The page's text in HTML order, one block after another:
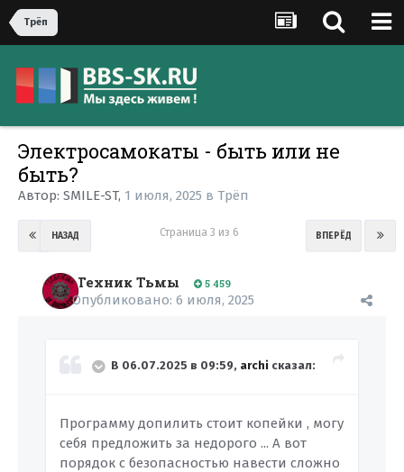
Трёп
Электросамокаты - быть или не
быть?
Автор: SMILE-ST, 1 июля, 2025 в Трёп
НАЗАД ВПЕРЁД
Страница 3 из 6
Техник Тьмы 5 459
Опубликовано: 6 июля, 2025
В 06.07.2025 в 09:59, archi сказал:
Программу допилить стоит копейки , могу
себя предложить за недорого ... А вот
порядок с безопасностью навести сложно